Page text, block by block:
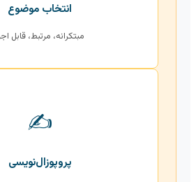
انتخاب موضوع
مبتکرانه، مرتبط، قابل اجرا
✍️
پروپوزال‌نویسی